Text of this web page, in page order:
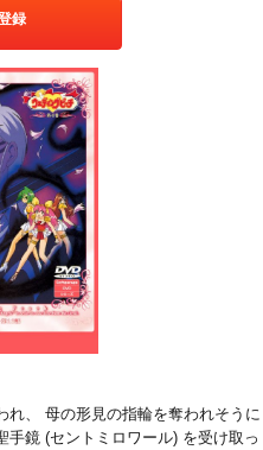
録
れ、 母の形見の指輪を奪われそうに
手鏡 (セントミロワール) を受け取っ